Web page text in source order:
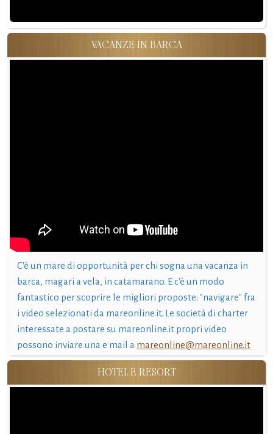
VACANZE IN BARCA
C'è un mare di opportunità per chi sogna una vacanza in
barca, magari a vela, in catamarano. E c'è un modo
fantastico per scoprire le migliori proposte: "navigare" fra
i video selezionati da mareonline.it. Le società di charter
interessate a postare su mareonline.it propri video
possono inviare una e mail a mareonline@mareonline.it
HOTEL E RESORT